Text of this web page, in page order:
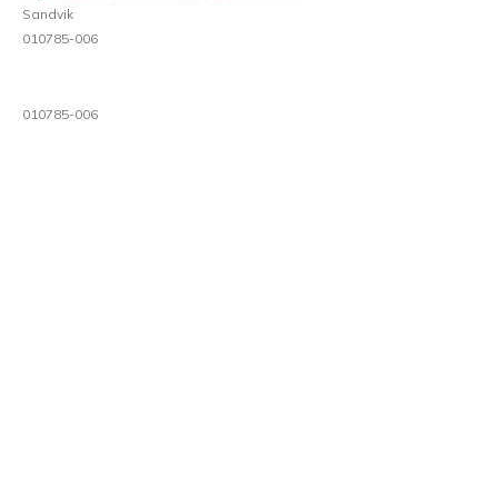
Sandvik
010785-006
010785-006